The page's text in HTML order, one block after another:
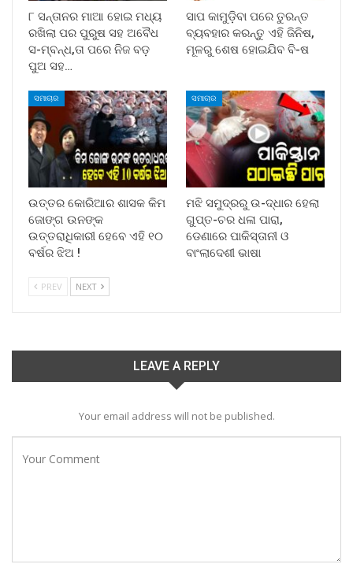
୮ ସନ୍ତାନର ମାଆ ହୋଇ ମଧ୍ୟ
ରଖିଲା ପର ପୁରୁଷ ସହ ଅବୈଧ
ସ-ମ୍ବନ୍ଧ,ତା ପରେ ନିଜ ବଡ଼
ପୁଅ ସହ…
ସାପ କାମୁଡ଼ିବା ପରେ ତୁରନ୍ତ
ବ୍ୟବହାର କରନ୍ତୁ ଏହି ଜିନିଷ,
ମୂଳରୁ ଶେଷ ହୋଇଯିବ ବି-ଷ
ସମାଚାର
ଉତ୍ତର କୋରିଆର ଶାସକ କିମ
ଜୋଙ୍ଗ ଉନଙ୍କ
ଉତ୍ତରାଧିକାରୀ ହେବେ ଏହି ୧୦
ବର୍ଷର ଝିଅ !
ସମାଚାର
ମଝି ସମୁଦ୍ରରୁ ଉ-ଦ୍ଧାର ହେଲା
ଗୁପ୍ତ-ଚର ଧଳା ପାରା,
ଡେଣାରେ ପାକିସ୍ତାନୀ ଓ
ବାଂଲାଦେଶୀ ଭାଷା
PREV NEXT
LEAVE A REPLY
Your email address will not be published.